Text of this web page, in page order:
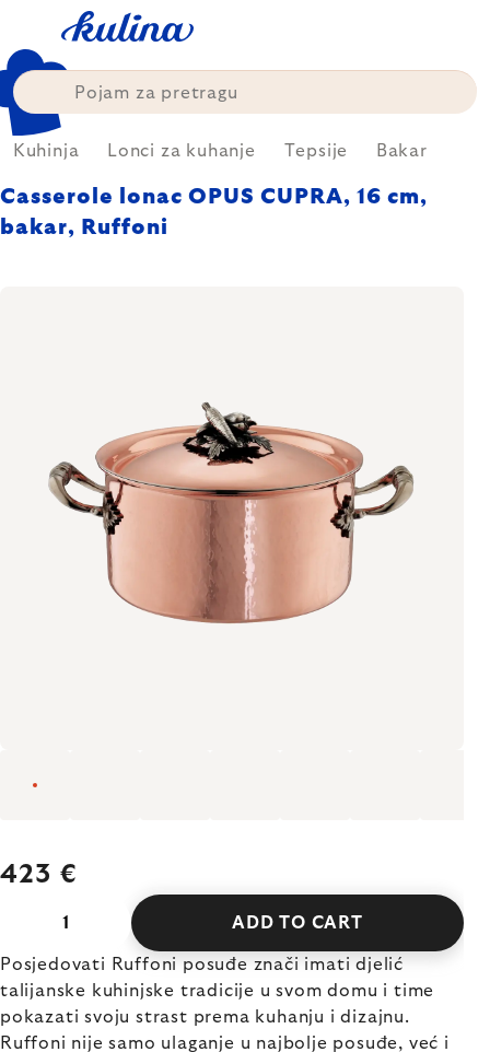
content
Kuhinja Lonci za kuhanje Tepsije Bakar
Casserole lonac OPUS CUPRA, 16 cm,
bakar, Ruffoni
423 €
ADD TO CART
Posjedovati Ruffoni posuđe znači imati djelić
talijanske kuhinjske tradicije u svom domu i time
pokazati svoju strast prema kuhanju i dizajnu.
Ruffoni nije samo ulaganje u najbolje posuđe, već i